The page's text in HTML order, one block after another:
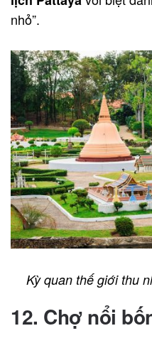
nhỏ”.
Kỳ quan thế giới thu
12. Chợ nổi